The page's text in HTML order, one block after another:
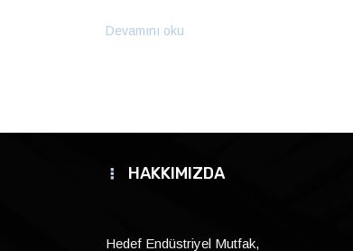
Devamını oku
HAKKIMIZDA
Hedef Endüstriyel Mutfak,